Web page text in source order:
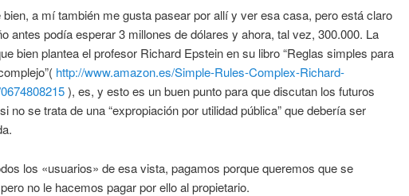
bien, a mí también me gusta pasear por allí y ver esa casa, pero está claro
antes podía esperar 3 millones de dólares y ahora, tal vez, 300.000. La
bien plantea el profesor Richard Epstein en su libro “Reglas simples para
http://www.amazon.es/Simple-Rules-Complex-Richard-
), es, y esto es un buen punto para que discutan los futuros
no se trata de una “expropiación por utilidad pública” que debería ser
los «usuarios» de esa vista, pagamos porque queremos que se
no le hacemos pagar por ello al propietario.